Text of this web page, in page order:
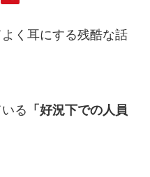
く耳にする残酷な話
る 「好況下での人員